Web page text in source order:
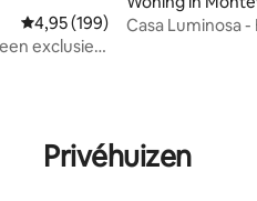
recensies
Gemiddelde beoordeling van
4,95 (199)
exclusief
Casa Luminosa
Privéhuizen